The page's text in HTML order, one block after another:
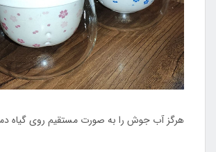
هرگز آب جوش را به صورت مستقیم روی گیاه